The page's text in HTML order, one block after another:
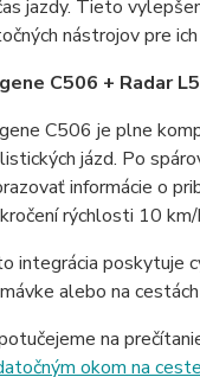
jazdy. Tieto
nástrojov pre
C506 + Radar
C506 je plne
jázd. Po
informácie o
rýchlosti 10
integrácia poskytuje
alebo na
na
okom na ceste